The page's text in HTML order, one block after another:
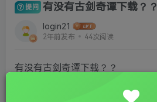
提问 有没有古剑奇谭下载？？
login21
2年前发布 44次阅读
有没有古剑奇谭下载？？